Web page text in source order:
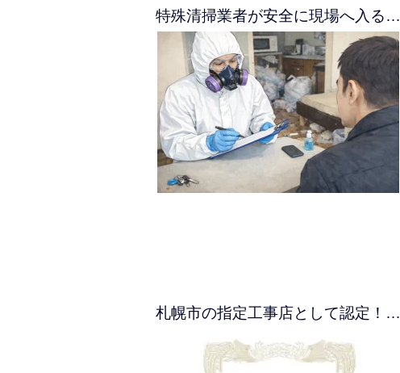
特殊清掃業者が安全に現場へ入る…
札幌市の指定工事店として認定！…